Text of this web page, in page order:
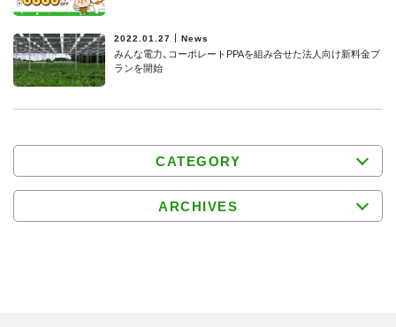
2022.01.27 News
みんな電力、コーポレートPPAを組み合せた法人向け新料金プ
ランを開始
CATEGORY
ARCHIVES